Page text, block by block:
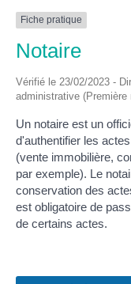
Fiche pratique
Notaire
Vérifié le 23/02/2023 -
administrative (Première
Un notaire est un
d'authentifier les
(vente immobilière,
par exemple). Le
conservation des
est obligatoire de
de certains actes.